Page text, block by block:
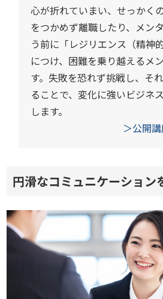
心が折れていまい、せっかく
をつかめず離職したり、メン
う前に「レジリエンス（精神
につけ、困難を乗り越えるメ
す。失敗を恐れず挑戦し、そ
ることで、変化に強いビジネ
します。
＞公開
円滑なコミュニケーション